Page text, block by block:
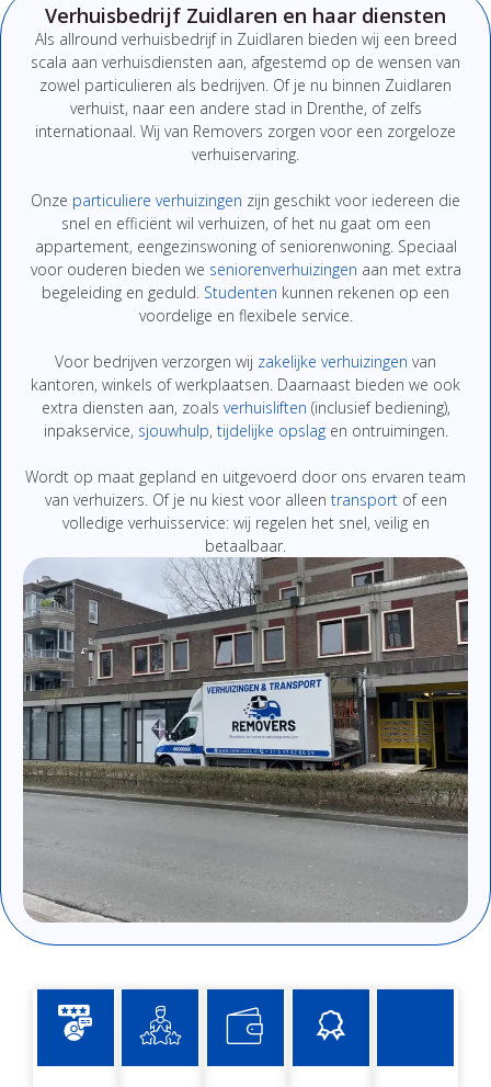
je hier absoluut goed. Zeker een bedrijf om te
onthouden en aan te bevelen!
Verhuisbedrijf Zuidlaren en haar diensten
Als allround verhuisbedrijf in Zuidlaren bieden wij een breed
scala aan verhuisdiensten aan, afgestemd op de wensen van
zowel particulieren als bedrijven. Of je nu binnen Zuidlaren
verhuist, naar een andere stad in Drenthe, of zelfs
internationaal. Wij van Removers zorgen voor een zorgeloze
verhuiservaring.
Onze particuliere verhuizingen zijn geschikt voor iedereen die
snel en efficiënt wil verhuizen, of het nu gaat om een
appartement, eengezinswoning of seniorenwoning. Speciaal
voor ouderen bieden we seniorenverhuizingen aan met extra
begeleiding en geduld. Studenten kunnen rekenen op een
voordelige en flexibele service.
Voor bedrijven verzorgen wij zakelijke verhuizingen van
kantoren, winkels ofwerkplaatsen. Daarnaast bieden we ook
extra diensten aan, zoals verhuisliften (inclusief bediening),
inpakservice, sjouwhulp, tijdelijke opslag en ontruimingen
Wordt op maat gepland en uitgevoerd door ons ervaren team
van verhuizers. Of je nu kiest voor alleen transport of een
volledige verhuisservice: wij regelen het snel, veilig en
betaalbaar.